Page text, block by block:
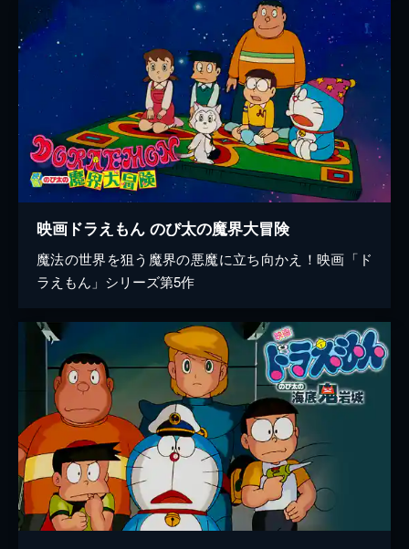
映画ドラえもん のび太の魔界大冒険
魔法の世界を狙う魔界の悪魔に立ち向かえ！映画「ド
ラえもん」シリーズ第5作